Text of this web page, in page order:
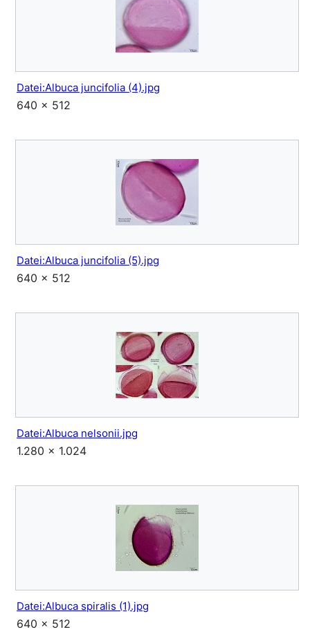
Datei:Albuca juncifolia (4).jpg
640 × 512
Datei:Albuca juncifolia (5).jpg
640 × 512
Datei:Albuca nelsonii.jpg
1.280 × 1.024
Datei:Albuca spiralis (1).jpg
640 × 512